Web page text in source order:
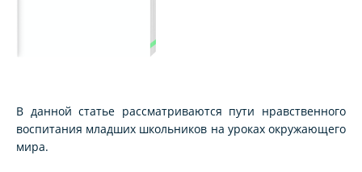
В данной статье рассматриваются пути нравственного
воспитания младших школьников на уроках окружающего
мира.